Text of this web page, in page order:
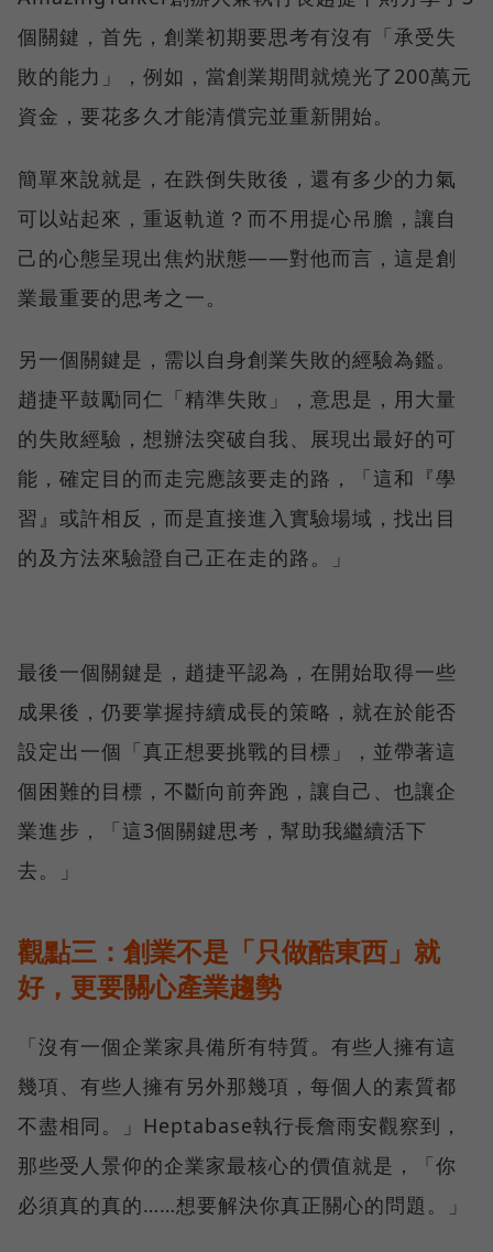
個關鍵，首先，創業初期要思考有沒有「承受失
敗的能力」，例如，當創業期間就燒光了200萬元
資金，要花多久才能清償完並重新開始。
簡單來說就是，在跌倒失敗後，還有多少的力氣
可以站起來，重返軌道？而不用提心吊膽，讓自
己的心態呈現出焦灼狀態——對他而言，這是創
業最重要的思考之一。
另一個關鍵是，需以自身創業失敗的經驗為鑑。
趙捷平鼓勵同仁「精準失敗」，意思是，用大量
的失敗經驗，想辦法突破自我、展現出最好的可
能，確定目的而走完應該要走的路，「這和『學
習』或許相反，而是直接進入實驗場域，找出目
的及方法來驗證自己正在走的路。」
最後一個關鍵是，趙捷平認為，在開始取得一些
成果後，仍要掌握持續成長的策略，就在於能否
設定出一個「真正想要挑戰的目標」，並帶著這
個困難的目標，不斷向前奔跑，讓自己、也讓企
業進步，「這3個關鍵思考，幫助我繼續活下
去。」
觀點三：創業不是「只做酷東西」就
好，更要關心產業趨勢
「沒有一個企業家具備所有特質。有些人擁有這
幾項、有些人擁有另外那幾項，每個人的素質都
不盡相同。」Heptabase執行長詹雨安觀察到，
那些受人景仰的企業家最核心的價值就是，「你
必須真的真的……想要解決你真正關心的問題。」